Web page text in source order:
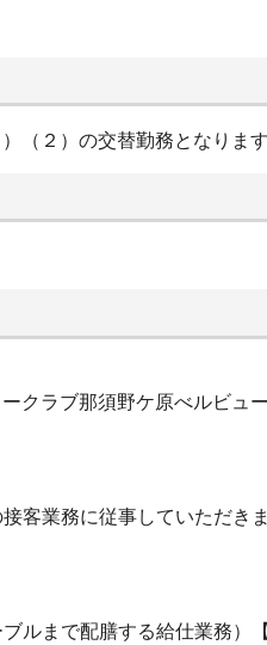
（２）の交替勤務となりま
クラブ那須野ケ原べルビュ
業務に従事していただきま
ルまで配膳する給仕業務）